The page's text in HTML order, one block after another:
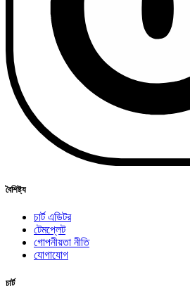
বৈশিষ্ট্য
চার্ট এডিটর
টেমপ্লেট
গোপনীয়তা নীতি
যোগাযোগ
চার্ট